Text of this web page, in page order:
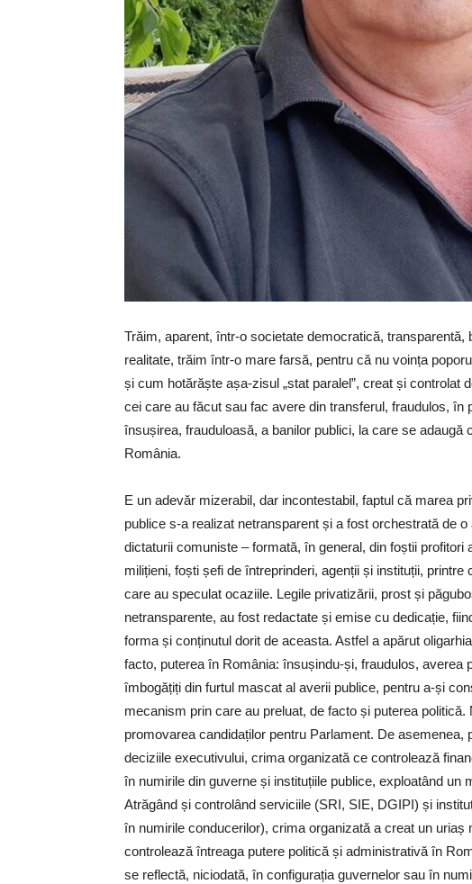
Trăim, aparent, într-o societate democratică,
realitate, trăim într-o mare farsă, pentru că nu voința
și cum hotărăște așa-zisul „stat paralel”, creat și controlat
cei care au făcut sau fac avere din transferul, fraudulos, în
însușirea, frauduloasă, a banilor publici, la care se adaugă
România.
E un adevăr mizerabil, dar incontestabil, faptul că marea
publice s-a realizat netransparent și a fost orchestrată de
dictaturii comuniste – formată, în general, din foștii profitori
milițieni, foști șefi de întreprinderi, agenții și instituții,
care au speculat ocaziile. Legile privatizării, prost și
netransparente, au fost redactate și emise cu dedicație,
forma și conținutul dorit de aceasta. Astfel a apărut
facto, puterea în România: însușindu-și, fraudulos, averea
îmbogățiți din furtul mascat al averii publice, pentru a-și
mecanism prin care au preluat, de facto și puterea
promovarea candidaților pentru Parlament. De asemenea,
deciziile executivului, crima organizată ce controlează
în numirile din guverne și instituțiile publice, exploatând un
Atrăgând și controlând serviciile (SRI, SIE, DGIPI) și
în numirile conducerilor), crima organizată a creat un
controlează întreaga putere politică și administrativă în
se reflectă, niciodată, în configurația guvernelor sau în